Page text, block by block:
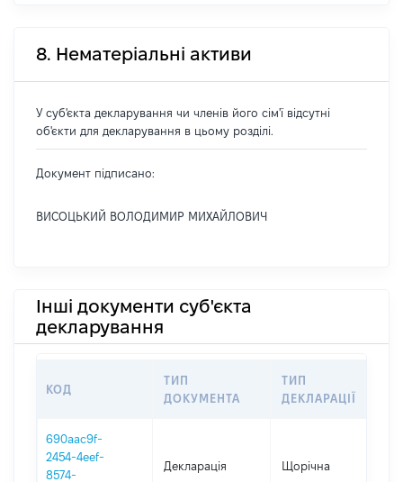
8. Нематеріальні активи
У суб'єкта декларування чи членів його сім'ї відсутні
об'єкти для декларування в цьому розділі.
Документ підписано:
ВИСОЦЬКИЙ ВОЛОДИМИР МИХАЙЛОВИЧ
Інші документи суб'єкта
декларування
КОД
ТИП
ДОКУМЕНТА
ТИП
ДЕКЛАРАЦІЇ
690aac9f-
2454-4eef-
8574-
Декларація Щорічна